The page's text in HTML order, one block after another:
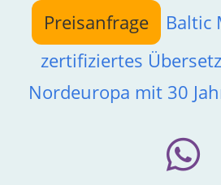
springen
Preisanfrage Baltic
zertifiziertes
Nordeuropa mit 30